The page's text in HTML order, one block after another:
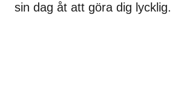
sin dag åt att göra dig lycklig.